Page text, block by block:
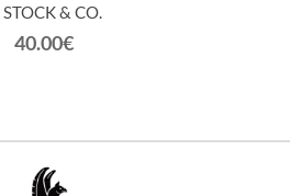
STOCK & CO.
40.00€